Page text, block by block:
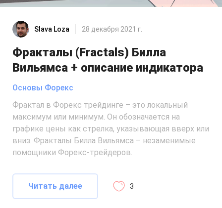
Slava Loza 28 декабря 2021 г.
Фракталы (Fractals) Билла
Вильямса + описание индикатора
Основы Форекс
Фрактал в Форекс трейдинге – это локальный
максимум или минимум. Он обозначается на
графике цены как стрелка, указывающая вверх или
вниз. Фракталы Билла Вильямса – незаменимые
помощники Форекс-трейдеров.
Читать далее 3